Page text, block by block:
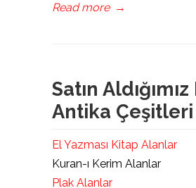
Read more →
Satın Aldığımız
Antika Çeşitleri
El Yazması Kitap Alanlar
Kuran-ı Kerim Alanlar
Plak Alanlar